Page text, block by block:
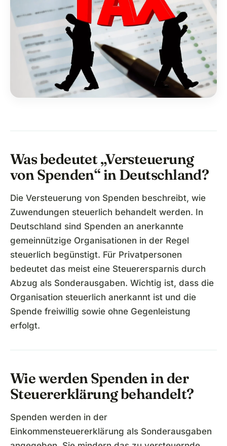
Was bedeutet „Versteuerung
von Spenden“ in Deutschland?
Die Versteuerung von Spenden beschreibt, wie
Zuwendungen steuerlich behandelt werden. In
Deutschland sind Spenden an anerkannte
gemeinnützige Organisationen in der Regel
steuerlich begünstigt. Für Privatpersonen
bedeutet das meist eine Steuerersparnis durch
Abzug als Sonderausgaben. Wichtig ist, dass die
Organisation steuerlich anerkannt ist und die
Spende freiwillig sowie ohne Gegenleistung
erfolgt.
Wie werden Spenden in der
Steuererklärung behandelt?
Spenden werden in der
Einkommensteuererklärung als Sonderausgaben